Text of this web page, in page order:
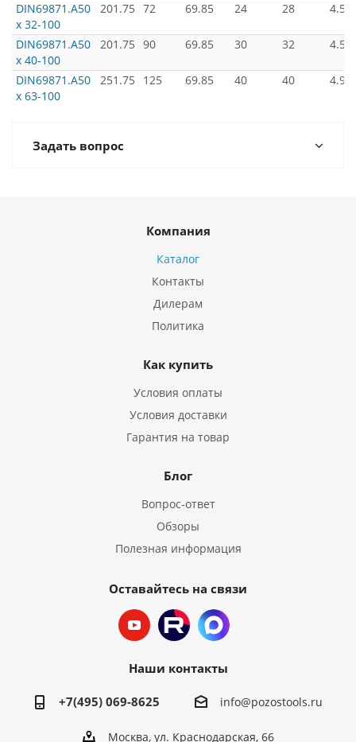
DIN69871.А50
х 32-100
201.75 72 69.85 24 28 4.52
DIN69871.А50
х 40-100
201.75 90 69.85 30 32 4.54
DIN69871.А50
х 63-100
251.75 125 69.85 40 40 4.90
Задать вопрос
Компания
Каталог
Контакты
Дилерам
Политика
Как купить
Условия оплаты
Условия доставки
Гарантия на товар
Блог
Вопрос-ответ
Обзоры
Полезная информация
Оставайтесь на связи
Наши контакты
+7(495) 069-8625 info@pozostools.ru
Москва, ул. Краснодарская, 66